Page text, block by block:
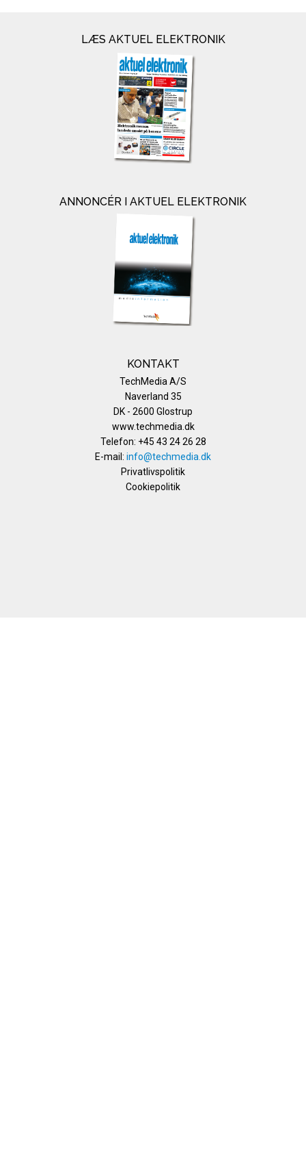
LÆS AKTUEL ELEKTRONIK
ANNONCÉR I AKTUEL ELEKTRONIK
KONTAKT
TechMedia A/S
Naverland 35
DK - 2600 Glostrup
www.techmedia.dk
Telefon: +45 43 24 26 28
E-mail: info@techmedia.dk
Privatlivspolitik
Cookiepolitik